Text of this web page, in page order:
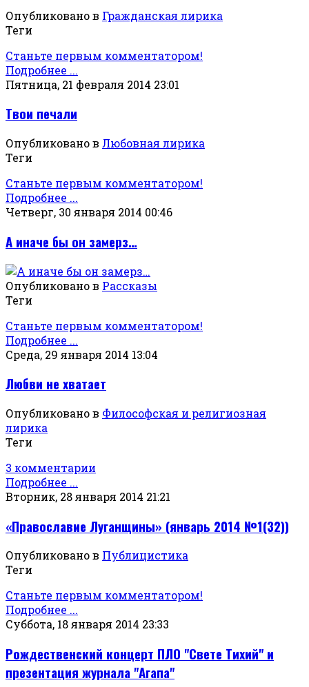
Опубликовано в Гражданская лирика
Теги
Станьте первым комментатором!
Подробнее ...
Пятница, 21 февраля 2014 23:01
Твои печали
Опубликовано в Любовная лирика
Теги
Станьте первым комментатором!
Подробнее ...
Четверг, 30 января 2014 00:46
А иначе бы он замерз…
Опубликовано в Рассказы
Теги
Станьте первым комментатором!
Подробнее ...
Среда, 29 января 2014 13:04
Любви не хватает
Опубликовано в Философская и религиозная
лирика
Теги
3 комментарии
Подробнее ...
Вторник, 28 января 2014 21:21
«Православие Луганщины» (январь 2014 №1(32))
Опубликовано в Публицистика
Теги
Станьте первым комментатором!
Подробнее ...
Суббота, 18 января 2014 23:33
Рождественский концерт ПЛО "Свете Тихий" и
презентация журнала "Агапа"